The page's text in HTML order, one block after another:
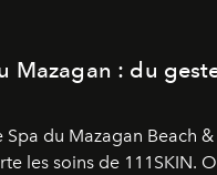
Mazagan : du
Spa du Mazagan Beach
les soins de 111SKIN.